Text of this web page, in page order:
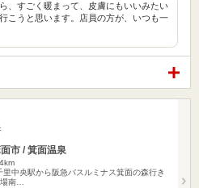
、すごく暖まって、皮膚にもいいみたい
こうと思います。店員の方が、いつも一
市 / 箕面温泉
里中央駅から阪急バスルミナス箕面の森行き
南…